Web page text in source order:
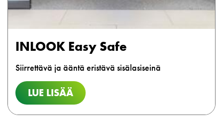
INLOOK Easy Safe
Siirrettävä ja ääntä eristävä sisälasiseinä
LUE LISÄÄ